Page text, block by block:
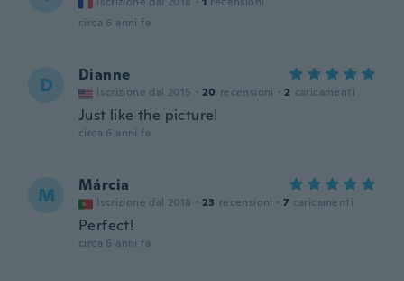
circa 6 anni fa
D Dianne
Iscrizione dal 2015 · 20 recensioni · 2 caricamenti
Just like the picture!
circa 6 anni fa
M Márcia
Iscrizione dal 2018 · 23 recensioni · 7 caricamenti
Perfect!
circa 6 anni fa